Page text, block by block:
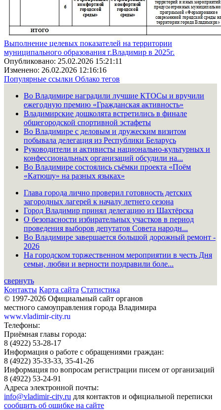
Выполнение целевых показателей на территории
муниципального образования г.Владимир в 2025г.
Опубликовано: 25.02.2026 15:21:11
Изменено: 26.02.2026 12:16:16
Популярные ссылки Облако тегов
Во Владимире наградили лучшие КТОСы и вручили
ежегодную премию «Гражданская активность»
Владимирские дошколята встретились в финале
общегородской спортивной эстафеты
Во Владимире с деловым и дружеским визитом
побывала делегация из Республики Беларусь
Руководители и активисты национально-культурных и
конфессиональных организаций обсудили на...
Во Владимире состоялись съёмки проекта «Поём
«Катюшу» на разных языках»
Глава города лично проверил готовность детских
загородных лагерей к началу летнего сезона
Город Владимир принял делегацию из Шахтёрска
О безопасности избирательных участков в период
проведения выборов депутатов Совета народн...
Во Владимире завершается большой дорожный ремонт -
2026
На городском торжественном мероприятии в честь Дня
семьи, любви и верности поздравили боле...
свернуть
Контакты Карта сайта Статистика
© 1997-2026 Официальный сайт органов
местного самоуправления города Владимира
www.vladimir-city.ru
Телефоны:
Приёмная главы города:
8 (4922) 53-28-17
Информация о работе с обращениями граждан:
8 (4922) 35-33-33, 35-41-26
Информация по вопросам регистрации писем от организаций
8 (4922) 53-24-91
Адреса электронной почты:
info@vladimir-city.ru для контактов и официальной переписки
сообщить об ошибке на сайте